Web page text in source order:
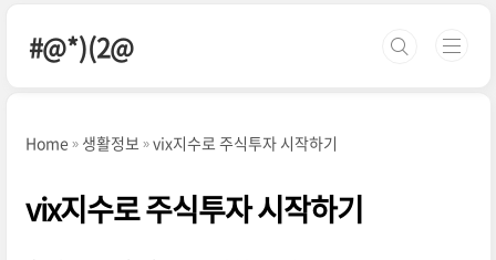
#@*)(2@
Home 생활정보 vix지수로 주식투자 시작하기
vix지수로 주식투자 시작하기